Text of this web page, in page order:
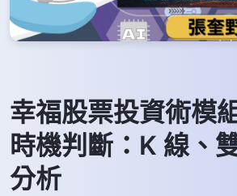
幸福股票投資術模
時機判斷：K 線、
分析